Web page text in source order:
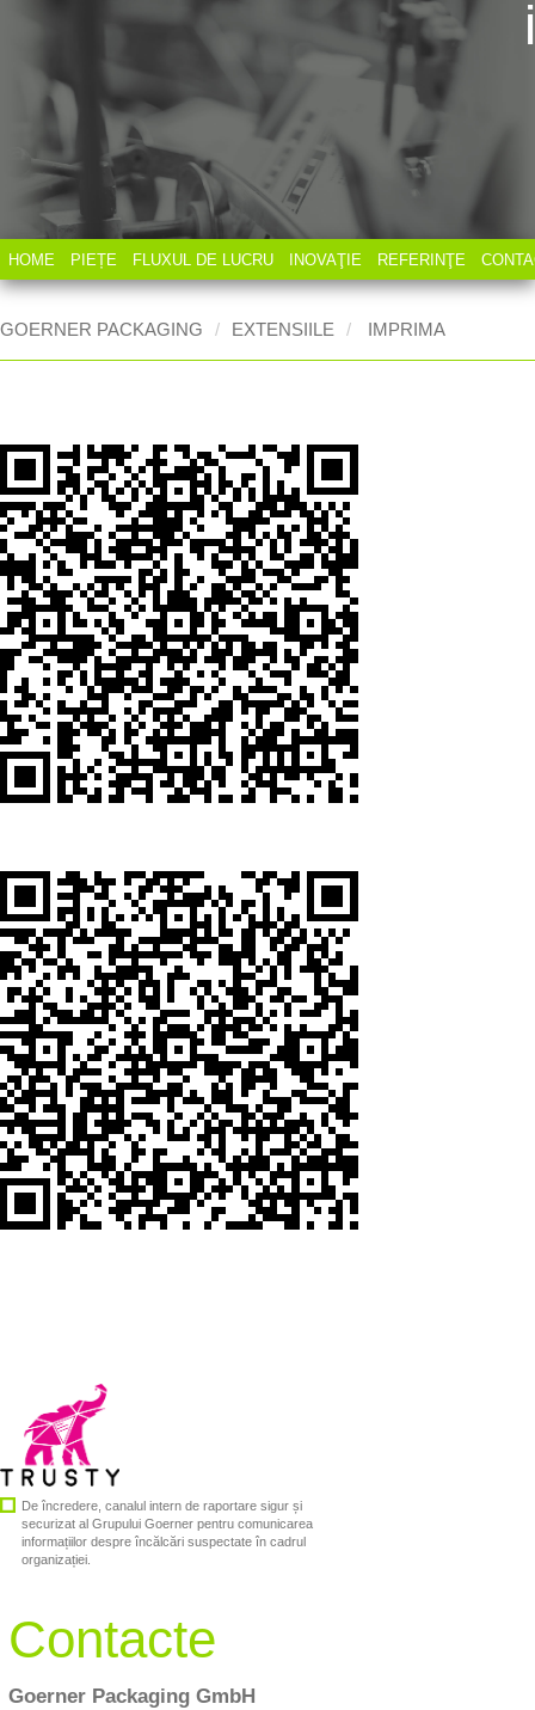
HOME PIEȚE FLUXUL DE LUCRU INOVAŢIE REFERINŢE
GOERNER PACKAGING EXTENSIILE IMPRIMA
De încredere, canalul intern de raportare sigur și
securizat al Grupului Goerner pentru comunicarea
informațiilor despre încălcări suspectate în cadrul
organizației.
Contacte
Goerner Packaging GmbH